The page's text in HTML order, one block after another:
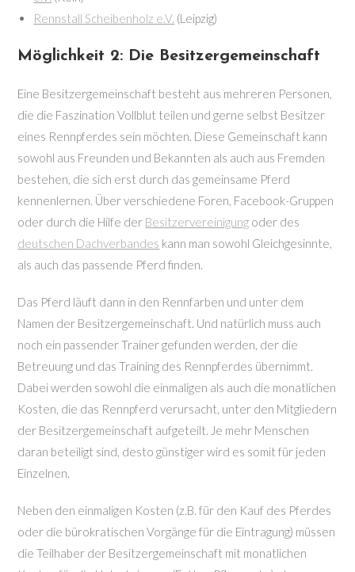
Rennstall Scheibenholz e.V. (Leipzig)
Möglichkeit 2: Die Besitzergemeinschaft
Eine Besitzergemeinschaft besteht aus mehreren Personen,
die die Faszination Vollblut teilen und gerne selbst Besitzer
eines Rennpferdes sein möchten. Diese Gemeinschaft kann
sowohl aus Freunden und Bekannten als auch aus Fremden
bestehen, die sich erst durch das gemeinsame Pferd
kennenlernen. Über verschiedene Foren, Facebook-Gruppen
oder durch die Hilfe der Besitzervereinigung oder des
deutschen Dachverbandes kann man sowohl Gleichgesinnte,
als auch das passende Pferd finden.
Das Pferd läuft dann in den Rennfarben und unter dem
Namen der Besitzergemeinschaft. Und natürlich muss auch
noch ein passender Trainer gefunden werden, der die
Betreuung und das Training des Rennpferdes übernimmt.
Dabei werden sowohl die einmaligen als auch die monatlichen
Kosten, die das Rennpferd verursacht, unter den Mitgliedern
der Besitzergemeinschaft aufgeteilt. Je mehr Menschen
daran beteiligt sind, desto günstiger wird es somit für jeden
Einzelnen.
Neben den einmaligen Kosten (z.B. für den Kauf des Pferdes
oder die bürokratischen Vorgänge für die Eintragung) müssen
die Teilhaber der Besitzergemeinschaft mit monatlichen